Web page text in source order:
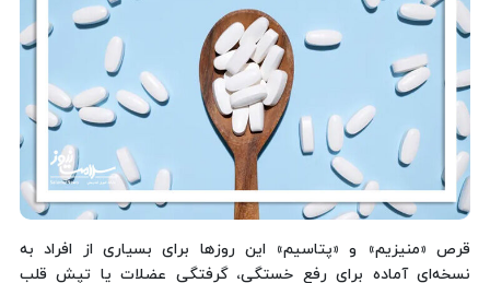
قرص «منیزیم» و «پتاسیم» این روزها برای بسیاری از افراد به
نسخه‌ای آماده برای رفع خستگی، گرفتگی عضلات یا تپش قلب